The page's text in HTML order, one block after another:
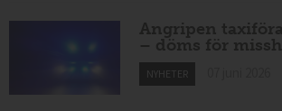
Angripen
– döms för
NYHETER